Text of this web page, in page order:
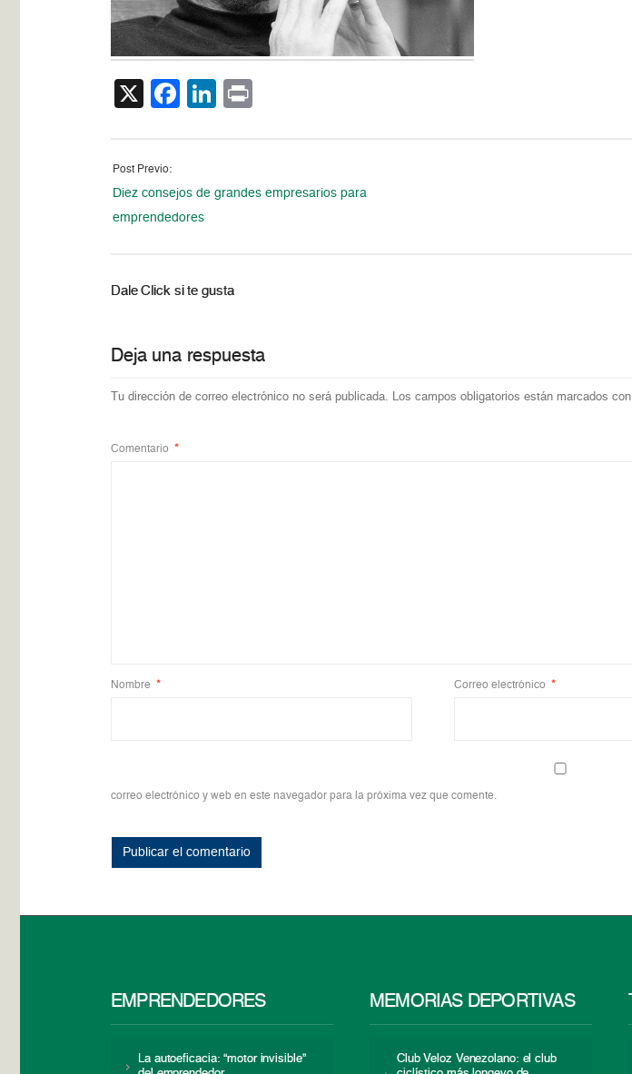
X Facebook
LinkedIn
Post Previo:
Diez consejos de grandes empresarios para
emprendedores
Dale Click si te gusta
Deja una respuesta
Tu dirección de correo electrónico no será publicada. Los campos obligatorios están marcados con
Comentario *
Nombre * Correo electrónico *
correo electrónico y web en este navegador para la próxima vez que comente.
EMPRENDEDORES
La autoeficacia: “motor invisible”
MEMORIAS DEPORTIVAS
Club Veloz Venezolano: el club